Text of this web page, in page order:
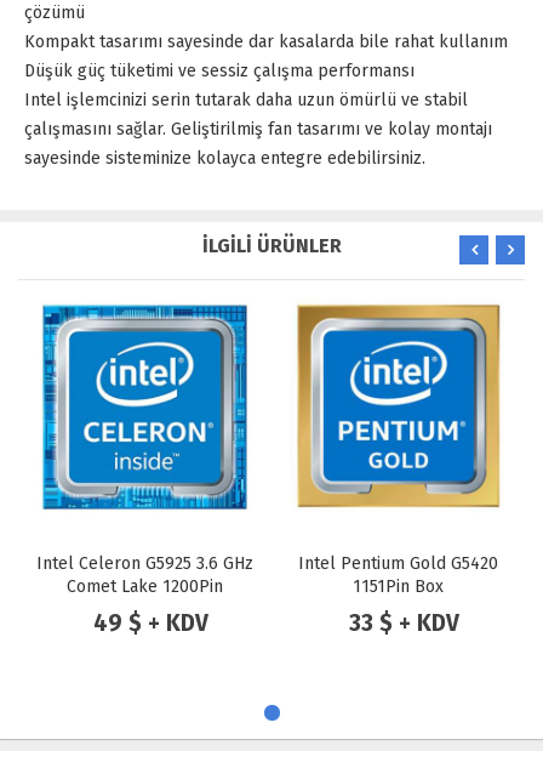
çözümü
Kompakt tasarımı sayesinde dar kasalarda bile rahat kullanım
Düşük güç tüketimi ve sessiz çalışma performansı
Intel işlemcinizi serin tutarak daha uzun ömürlü ve stabil
çalışmasını sağlar. Geliştirilmiş fan tasarımı ve kolay montajı
sayesinde sisteminize kolayca entegre edebilirsiniz.
İLGİLİ ÜRÜNLER
Intel Celeron G5925 3.6 GHz
Comet Lake 1200Pin
49 $ + KDV
Intel Pentium Gold G5420
1151Pin Box
33 $ + KDV